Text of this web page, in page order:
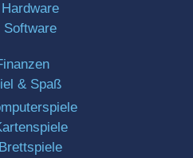
Hardware
Software
& Spaß
Brettspiele